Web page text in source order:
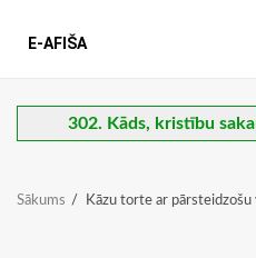
E-AFIŠA
302. Kāds, kristību
Sākums Kāzu torte ar